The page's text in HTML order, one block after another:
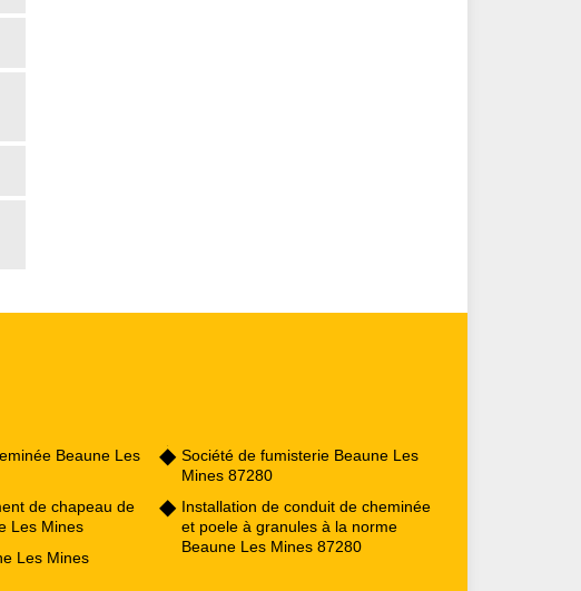
Beaune Les
de chapeau de
Les Mines
Les Mines
Société de fumisterie Beaune Les
Mines 87280
Installation de conduit de cheminée
et poele à granules à la norme
Beaune Les Mines 87280